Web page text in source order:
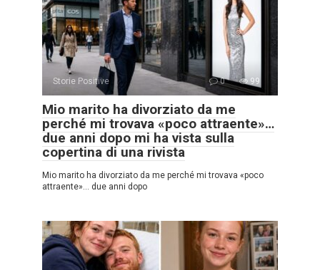
Storie Positive 0 99
Mio marito ha divorziato da me
perché mi trovava «poco attraente»…
due anni dopo mi ha vista sulla
copertina di una rivista
Mio marito ha divorziato da me perché mi trovava «poco
attraente»… due anni dopo